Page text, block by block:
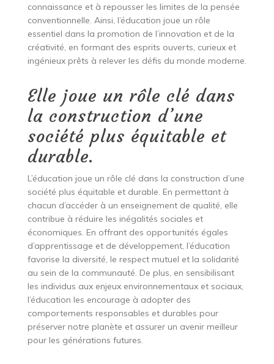
connaissance et à repousser les limites de la pensée
conventionnelle. Ainsi, l’éducation joue un rôle
essentiel dans la promotion de l’innovation et de la
créativité, en formant des esprits ouverts, curieux et
ingénieux prêts à relever les défis du monde moderne.
Elle joue un rôle clé dans
la construction d’une
société plus équitable et
durable.
L’éducation joue un rôle clé dans la construction d’une
société plus équitable et durable. En permettant à
chacun d’accéder à un enseignement de qualité, elle
contribue à réduire les inégalités sociales et
économiques. En offrant des opportunités égales
d’apprentissage et de développement, l’éducation
favorise la diversité, le respect mutuel et la solidarité
au sein de la communauté. De plus, en sensibilisant
les individus aux enjeux environnementaux et sociaux,
l’éducation les encourage à adopter des
comportements responsables et durables pour
préserver notre planète et assurer un avenir meilleur
pour les générations futures.